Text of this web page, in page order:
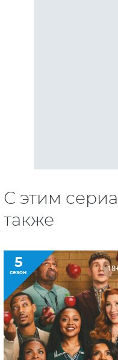
С этим
также
5
сезон